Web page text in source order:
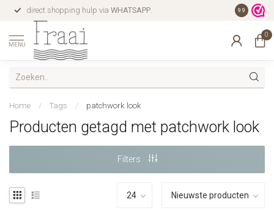
direct shopping hulp via WHATSAPP. gratis
9.9
MENU
0
Home / Tags / patchwork look
Producten getagd met patchwork look
Filters